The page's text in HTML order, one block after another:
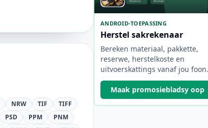
NRW TIF
TIFF
PSD PPM
PNM
ANDROID-TOEPASSING
Herstel sakrekenaar
Bereken materiaal, pakkette,
reserwe, herstelkoste en
uitvoerskattings vanaf jou foon.
Maak promosiebladsy oop